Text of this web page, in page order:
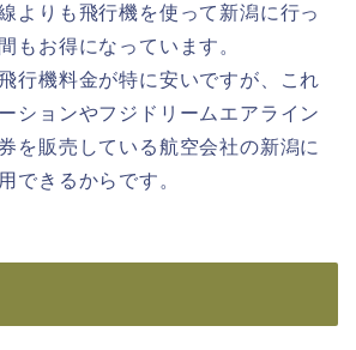
よりも飛行機を使って新潟に行っ
もお得になっています。
行機料金が特に安いですが、これ
ションやフジドリームエアライン
を販売している航空会社の新潟に
できるからです。